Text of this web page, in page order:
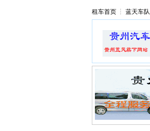
租车首页┆ 蓝天车队